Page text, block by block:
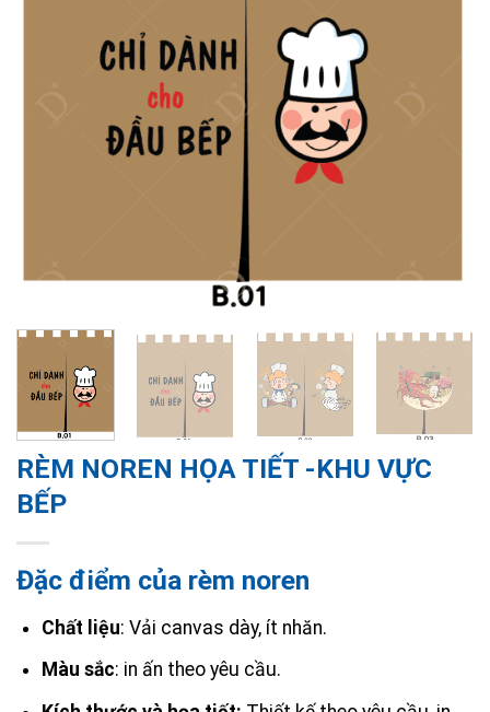
RÈM NOREN HỌA TIẾT -KHU VỰC
BẾP
Đặc điểm của rèm noren
Chất liệu: Vải canvas dày, ít nhăn.
Màu sắc: in ấn theo yêu cầu.